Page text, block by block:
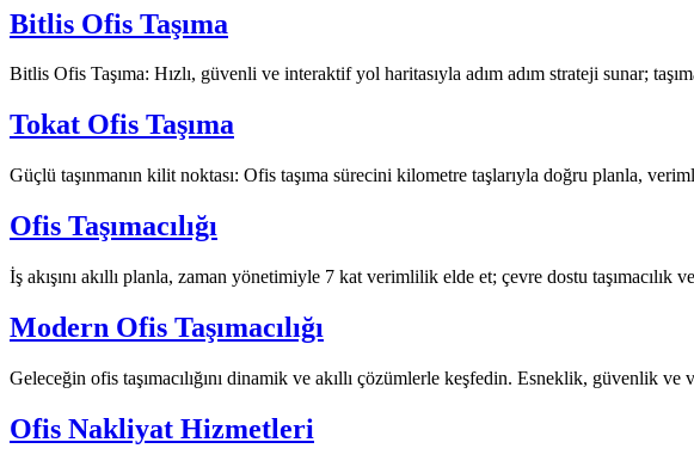
Bitlis Ofis Taşıma
Bitlis Ofis Taşıma: Hızlı, güvenli ve interaktif yol haritasıyla adım adım strateji sunar;
Tokat Ofis Taşıma
Güçlü taşınmanın kilit noktası: Ofis taşıma sürecini kilometre taşlarıyla doğru planla,
Ofis Taşımacılığı
İş akışını akıllı planla, zaman yönetimiyle 7 kat verimlilik elde et; çevre dostu
Modern Ofis Taşımacılığı
Geleceğin ofis taşımacılığını dinamik ve akıllı çözümlerle keşfedin. Esneklik, güvenlik
Ofis Nakliyat Hizmetleri